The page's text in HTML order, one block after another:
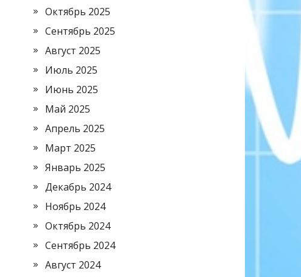
Октябрь 2025
Сентябрь 2025
Август 2025
Июль 2025
Июнь 2025
Май 2025
Апрель 2025
Март 2025
Январь 2025
Декабрь 2024
Ноябрь 2024
Октябрь 2024
Сентябрь 2024
Август 2024